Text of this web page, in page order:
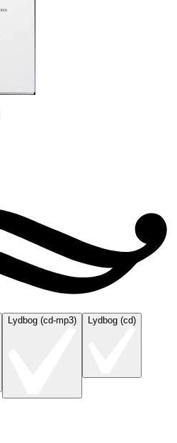
Lydbog (cd-mp3) Lydbog (cd)